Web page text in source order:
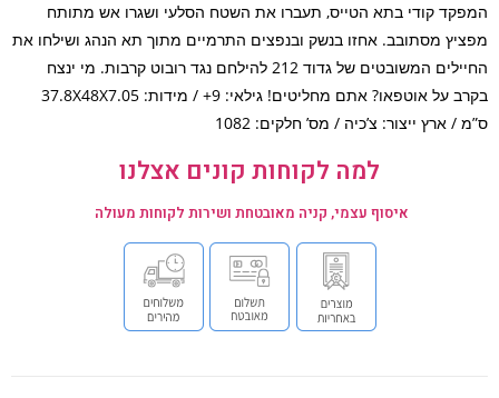
קודי בתא הטייס, תעברו את השטח הסלעי ושגרו אש מתותח
מסתובב. אחזו בנשק ובנפצים התרמיים מתוך תא הנהג ושילחו את
החיילים המשובטים של גדוד 212 להילחם נגד רובוט קרבות. מי ינצח
בקרב על אוטפאו? אתם מחליטים! גילאי: 9+ / מידות: 37.8X48X7.05
/ ארץ ייצור: צ’כיה / מס’ חלקים: 1082
למה לקוחות קונים אצלנו
איסוף עצמי, קניה מאובטחת ושירות לקוחות מעולה